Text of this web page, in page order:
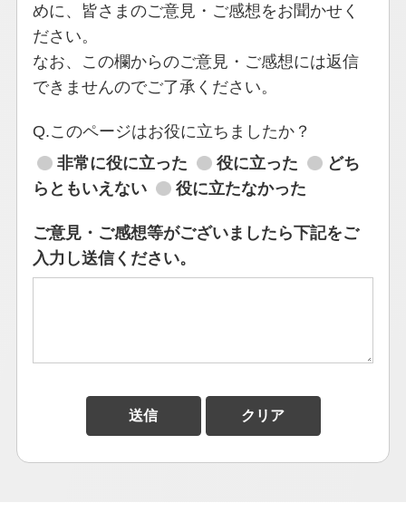
めに、皆さまのご意見・ご感想をお聞かせく
ださい。
なお、この欄からのご意見・ご感想には返信
できませんのでご了承ください。
Q.このページはお役に立ちましたか？
非常に役に立った
役に立った
どち
らともいえない
役に立たなかった
ご意見・ご感想等がございましたら下記をご
入力し送信ください。